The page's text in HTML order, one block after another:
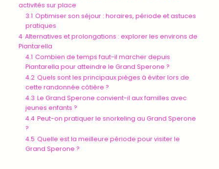
activités sur place
3.1 Optimiser son séjour : horaires, période et astuces
pratiques
4 Alternatives et prolongations : explorer les environs de
Piantarella
4.1 Combien de temps faut-il marcher depuis
Piantarella pour atteindre le Grand Sperone ?
4.2 Quels sont les principaux pièges à éviter lors de
cette randonnée côtière ?
4.3 Le Grand Sperone convient-il aux familles avec
jeunes enfants ?
4.4 Peut-on pratiquer le snorkeling au Grand Sperone
?
4.5 Quelle est la meilleure période pour visiter le
Grand Sperone ?